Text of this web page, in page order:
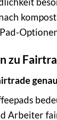
zu
Arbeiter